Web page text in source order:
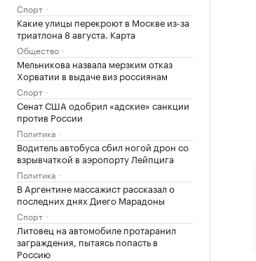
Спорт
Какие улицы перекроют в Москве из-за
триатлона 8 августа. Карта
Общество
Мельникова назвала мерзким отказ
Хорватии в выдаче виз россиянам
Спорт
Сенат США одобрил «адские» санкции
против России
Политика
Водитель автобуса сбил ногой дрон со
взрывчаткой в аэропорту Лейпцига
Политика
В Аргентине массажист рассказал о
последних днях Диего Марадоны
Спорт
Литовец на автомобиле протаранил
заграждения, пытаясь попасть в
Россию